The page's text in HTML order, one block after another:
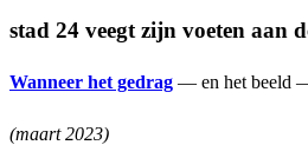
stad 24 veegt zijn voeten aan
Wanneer het gedrag — en het beeld
(maart 2023)